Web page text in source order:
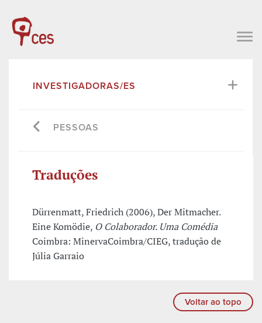
INVESTIGADORAS/ES
PESSOAS
Traduções
Dürrenmatt, Friedrich (2006), Der Mitmacher.
Eine Komödie, O Colaborador. Uma Comédia
Coimbra: MinervaCoimbra/CIEG, tradução de
Júlia Garraio
Voltar ao topo